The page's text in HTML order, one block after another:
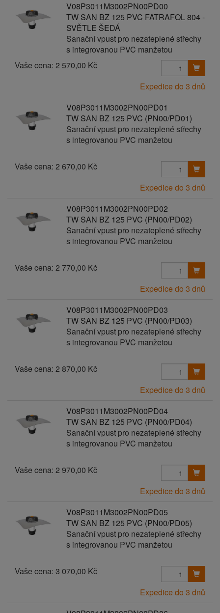
V08P3011M3002PN00PD00
TW SAN BZ 125 PVC FATRAFOL 804 -
SVĚTLE ŠEDÁ
Sanační vpust pro nezateplené střechy
s integrovanou PVC manžetou
Vaše cena: 2 570,00 Kč
Expedice do 3 dnů
V08P3011M3002PN00PD01
TW SAN BZ 125 PVC (PN00/PD01)
Sanační vpust pro nezateplené střechy
s integrovanou PVC manžetou
Vaše cena: 2 670,00 Kč
Expedice do 3 dnů
V08P3011M3002PN00PD02
TW SAN BZ 125 PVC (PN00/PD02)
Sanační vpust pro nezateplené střechy
s integrovanou PVC manžetou
Vaše cena: 2 770,00 Kč
Expedice do 3 dnů
V08P3011M3002PN00PD03
TW SAN BZ 125 PVC (PN00/PD03)
Sanační vpust pro nezateplené střechy
s integrovanou PVC manžetou
Vaše cena: 2 870,00 Kč
Expedice do 3 dnů
V08P3011M3002PN00PD04
TW SAN BZ 125 PVC (PN00/PD04)
Sanační vpust pro nezateplené střechy
s integrovanou PVC manžetou
Vaše cena: 2 970,00 Kč
Expedice do 3 dnů
V08P3011M3002PN00PD05
TW SAN BZ 125 PVC (PN00/PD05)
Sanační vpust pro nezateplené střechy
s integrovanou PVC manžetou
Vaše cena: 3 070,00 Kč
Expedice do 3 dnů